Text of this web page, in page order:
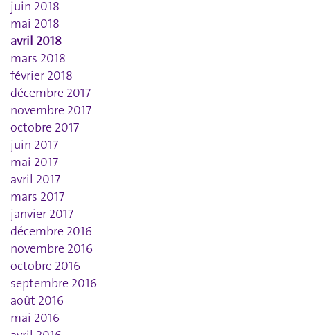
juin 2018
mai 2018
avril 2018
mars 2018
février 2018
décembre 2017
novembre 2017
octobre 2017
juin 2017
mai 2017
avril 2017
mars 2017
janvier 2017
décembre 2016
novembre 2016
octobre 2016
septembre 2016
août 2016
mai 2016